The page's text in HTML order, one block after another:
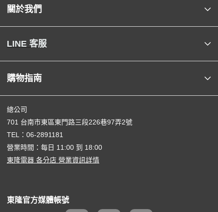
關於我們
LINE 客服
購物指南
總公司
701 台南市東區東門路三段226巷97弄2號
TEL： 06-2891181
營業時間：每日 11:00 到 18:00
東隆電器 各分店 營業資訊詳情
東隆官方媒體帳號